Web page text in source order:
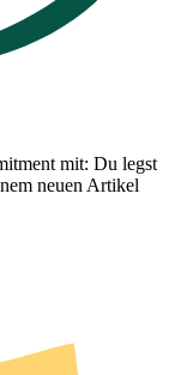
mit: Du legst
neuen Artikel